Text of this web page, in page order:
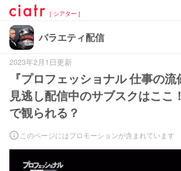
[ シアター ]
バラエティ配信
2023年2月1日更新
『プロフェッショナル 仕事の
見逃し配信中のサブスクはここ
で観られる？
このページにはプロモーションが含まれています